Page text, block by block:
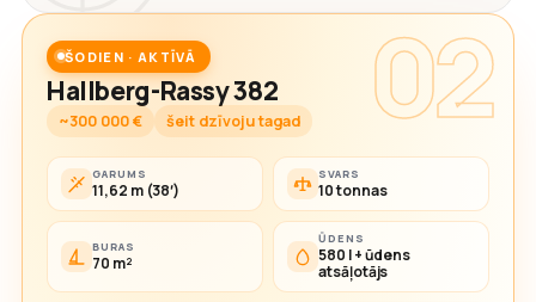
02
ŠODIEN · AKTĪVĀ
Hallberg-Rassy 382
~300 000 € šeit dzīvoju tagad
GARUMS
11,62 m (38′)
SVARS
10 tonnas
BURAS
70 m²
ŪDENS
580 l + ūdens
atsāļotājs